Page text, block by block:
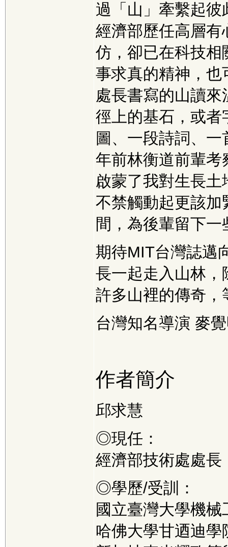
過「山」牽繫起
經濟部歷任高層
仿，卻已在科技
事求真的精神，
處長書寫的山讀
徑上的基石，或
圖、一段詩詞、
年前林衡道前輩
啟蒙了我對生長
不禁觸動起更該
間，為後輩留下
期待MIT台灣誌邁
長一起走入山林
許多山裡的傳奇
台灣知名導演 麥
作者簡介
邱求慧
◎現任：
經濟部技術處處長
◎學歷/受訓：
國立臺灣大學機械
哈佛大學甘迺迪